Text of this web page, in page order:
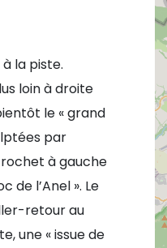
la piste.
loin à droite
le « grand
par
à gauche
de l’Anel ». Le
retour au
une « issue de